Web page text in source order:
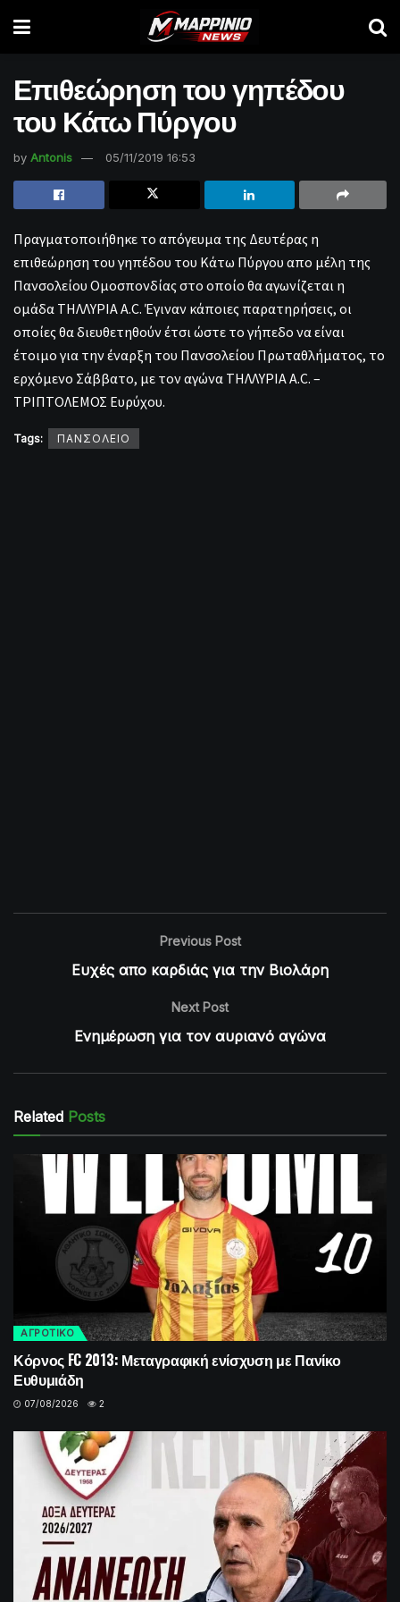
Επιθεώρηση του γηπέδου
του Κάτω Πύργου
by Antonis 05/11/2019 16:53
Πραγματοποιήθηκε το απόγευμα της Δευτέρας η
επιθεώρηση του γηπέδου του Κάτω Πύργου απο μέλη της
Πανσολείου Ομοσπονδίας στο οποίο θα αγωνίζεται η
ομάδα ΤΗΛΛΥΡΙΑ A.C. Έγιναν κάποιες παρατηρήσεις, οι
οποίες θα διευθετηθούν έτσι ώστε το γήπεδο να είναι
έτοιμο για την έναρξη του Πανσολείου Πρωταθλήματος, το
ερχόμενο Σάββατο, με τον αγώνα ΤΗΛΛΥΡΙΑ A.C. –
ΤΡΙΠΤΟΛΕΜΟΣ Ευρύχου.
Tags: ΠΑΝΣΟΛΕΙΟ
Previous Post
Ευχές απο καρδιάς για την Βιολάρη
Next Post
Ενημέρωση για τον αυριανό αγώνα
Related Posts
ΑΓΡΟΤΙΚΟ
Κόρνος FC 2013: Μεταγραφική ενίσχυση με Πανίκο
Ευθυμιάδη
07/08/2026 2